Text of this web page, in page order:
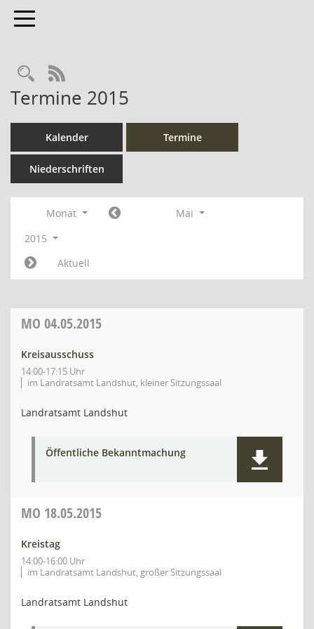
Toggle navigation
Rechercheauswahl
RSS-Feed
Termine 2015
Kalender Termine
Niederschriften
Monat
Mai
2015
Aktuell
MO 04.05.2015
Kreisausschuss
14:00-17:15 Uhr
im Landratsamt Landshut, kleiner Sitzungssaal
Landratsamt Landshut
Öffentliche Bekanntmachung
MO 18.05.2015
Kreistag
14:00-16:00 Uhr
im Landratsamt Landshut, großer Sitzungssaal
Landratsamt Landshut